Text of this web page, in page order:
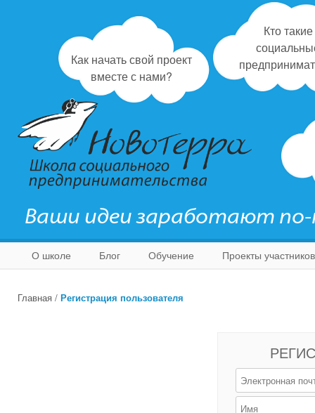
Как начать свой проект
вместе с нами?
Кто такие
Ваши идеи заработают
О школе Блог Обучение Проекты участников
Главная / Регистрация пользователя